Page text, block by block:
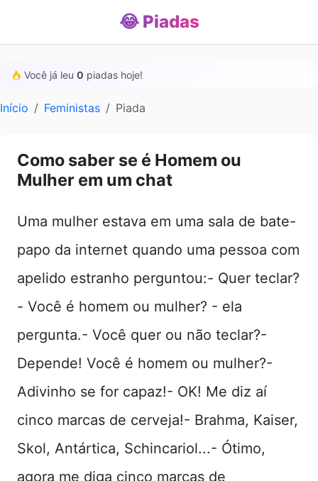
😂 Piadas
Você já leu 0 piadas hoje!
Início Feministas Piada
Como saber se é Homem ou
Mulher em um chat
Uma mulher estava em uma sala de bate-
papo da internet quando uma pessoa com
apelido estranho perguntou:- Quer teclar?
- Você é homem ou mulher? - ela
pergunta.- Você quer ou não teclar?-
Depende! Você é homem ou mulher?-
Adivinho se for capaz!- OK! Me diz aí
cinco marcas de cerveja!- Brahma, Kaiser,
Skol, Antártica, Schincariol...- Ótimo,
agora me diga cinco marcas de